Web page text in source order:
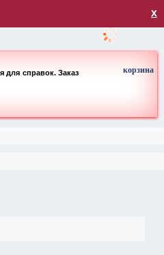
х
для справок. Заказ
корзина